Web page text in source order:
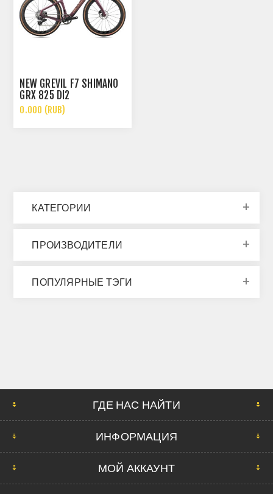
NEW GREVIL F7 SHIMANO
GRX 825 DI2
0.000 (RUB)
КАТЕГОРИИ
ПРОИЗВОДИТЕЛИ
ПОПУЛЯРНЫЕ ТЭГИ
ГДЕ НАС НАЙТИ
ИНФОРМАЦИЯ
МОЙ АККАУНТ